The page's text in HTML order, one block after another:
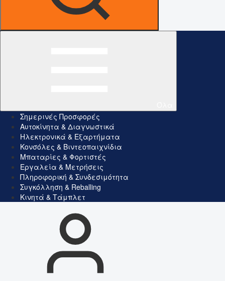
Σημερινές Προσφορές
Αυτοκίνητα & Διαγνωστικά
Ηλεκτρονικά & Εξαρτήματα
Κονσόλες & Βιντεοπαιχνίδια
Μπαταρίες & Φορτιστές
Εργαλεία & Μετρήσεις
Πληροφορική & Συνδεσιμότητα
Συγκόλληση & Reballing
Κινητά & Τάμπλετ